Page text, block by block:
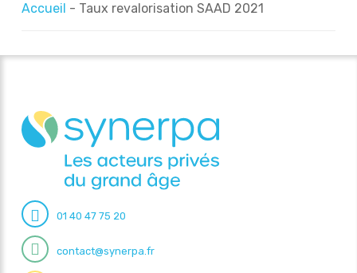
Accueil - Taux revalorisation SAAD 2021
01 40 47 75 20
contact@synerpa.fr